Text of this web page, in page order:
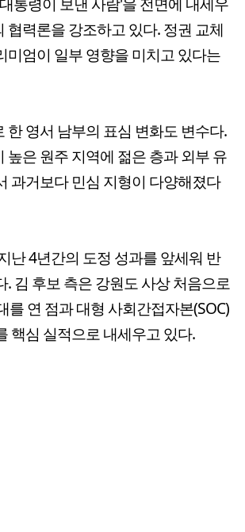
협력론을 강조하고 있다. 정권 교체
미엄이 일부 영향을 미치고 있다는
한 영서 남부의 표심 변화도 변수다.
높은 원주 지역에 젊은 층과 외부 유
과거보다 민심 지형이 다양해졌다
난 4년간의 도정 성과를 앞세워 반
. 김 후보 측은 강원도 사상 처음으로
를 연 점과 대형 사회간접자본(SOC)
핵심 실적으로 내세우고 있다.